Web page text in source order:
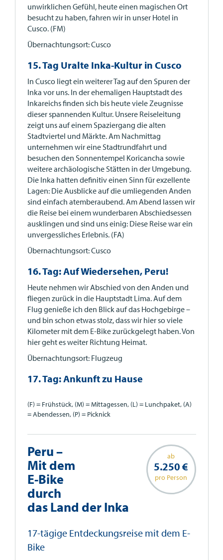
unwirklichen Gefühl, heute einen magischen Ort
besucht zu haben, fahren wir in unser Hotel in
Cusco. (FM)
Übernachtungsort: Cusco
15. Tag Uralte Inka-Kultur in Cusco
In Cusco liegt ein weiterer Tag auf den Spuren der
Inka vor uns. In der ehemaligen Hauptstadt des
Inkareichs finden sich bis heute viele Zeugnisse
dieser spannenden Kultur. Unsere Reiseleitung
zeigt uns auf einem Spaziergang die alten
Stadtviertel und Märkte. Am Nachmittag
unternehmen wir eine Stadtrundfahrt und
besuchen den Sonnentempel Koricancha sowie
weitere archäologische Stätten in der Umgebung.
Die Inka hatten definitiv einen Sinn für exzellente
Lagen: Die Ausblicke auf die umliegenden Anden
sind einfach atemberaubend. Am Abend lassen wir
die Reise bei einem wunderbaren Abschiedsessen
ausklingen und sind uns einig: Diese Reise war ein
unvergessliches Erlebnis. (FA)
Übernachtungsort: Cusco
16. Tag: Auf Wiedersehen, Peru!
Heute nehmen wir Abschied von den Anden und
fliegen zurück in die Hauptstadt Lima. Auf dem
Flug genieße ich den Blick auf das Hochgebirge –
und bin schon etwas stolz, dass wir hier so viele
Kilometer mit dem E-Bike zurückgelegt haben. Von
hier geht es weiter Richtung Heimat.
Übernachtungsort: Flugzeug
17. Tag: Ankunft zu Hause
(F) = Frühstück, (M) = Mittagessen, (L) = Lunchpaket, (A)
= Abendessen, (P) = Picknick
ab
5.250 €
pro Person
Peru –
Mit dem
E-Bike
durch
das Land der Inka
17-tägige Entdeckungsreise mit dem E-
Bike